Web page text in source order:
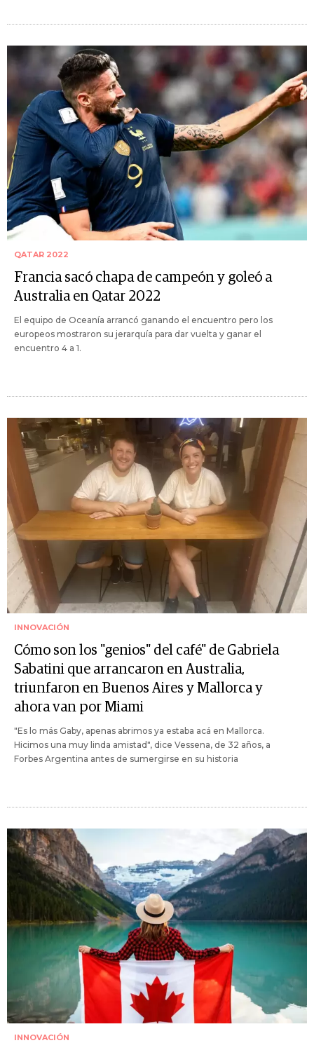
QATAR 2022
Francia sacó chapa de campeón y goleó a
Australia en Qatar 2022
El equipo de Oceanía arrancó ganando el encuentro pero los
europeos mostraron su jerarquía para dar vuelta y ganar el
encuentro 4 a 1.
INNOVACIÓN
Cómo son los "genios" del café" de Gabriela
Sabatini que arrancaron en Australia,
triunfaron en Buenos Aires y Mallorca y
ahora van por Miami
"Es lo más Gaby, apenas abrimos ya estaba acá en Mallorca.
Hicimos una muy linda amistad", dice Vessena, de 32 años, a
Forbes Argentina antes de sumergirse en su historia
INNOVACIÓN